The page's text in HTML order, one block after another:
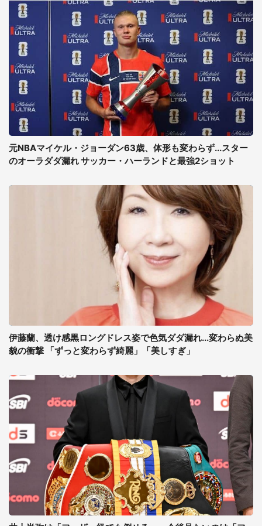
元NBAマイケル・ジョーダン63歳、体形も変わらず...スター
のオーラダダ漏れ サッカー・ハーランドと最強2ショット
伊藤蘭、透け感黒ロングドレス姿で色気ダダ漏れ...変わらぬ美
貌の衝撃 「ずっと変わらず綺麗」「美しすぎ」